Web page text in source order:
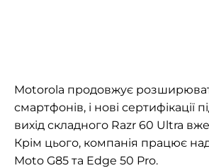
Motorola продовжує
смартфонів, і нові сертифікації
вихід складного Razr 60 Ultra
Крім цього, компанія працює
Moto G85 та Edge 50 Pro.